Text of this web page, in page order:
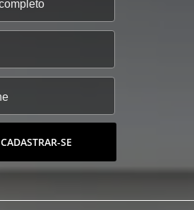
CADASTRAR-SE